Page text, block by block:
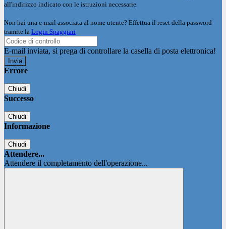
all'indirizzo indicato con le istruzioni necessarie.
Non hai una e-mail associata al nome utente? Effettua il reset della password
tramite la Login Spaggiari
E-mail inviata, si prega di controllare la casella di posta elettronica!
Errore
Chiudi
Successo
Chiudi
Informazione
Chiudi
Attendere...
Attendere il completamento dell'operazione...